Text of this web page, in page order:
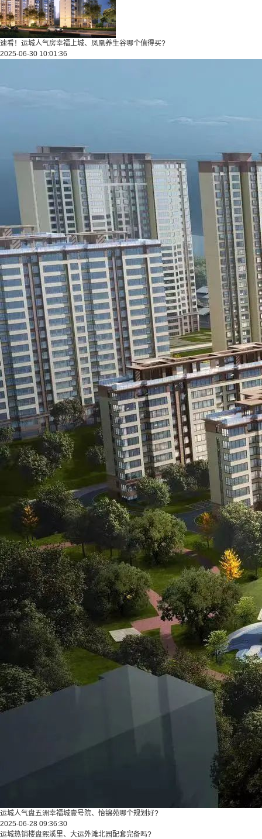
速看！运城人气房幸福上城、凤凰养生谷哪个值得买?
2025-06-30 10:01:36
运城人气盘五洲幸福城壹号院、怡锦苑哪个规划好?
2025-06-28 09:36:30
运城热销楼盘熙溪里、大运外滩北园配套完备吗?